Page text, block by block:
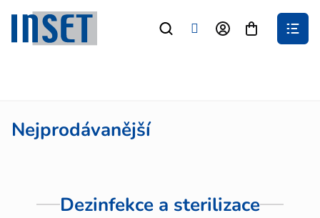
obsah
Nákupní
Dezinfekce a sterilizace
Nejprodávanější